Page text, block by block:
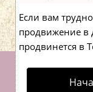
Если вам
продвижение в
продвинется в